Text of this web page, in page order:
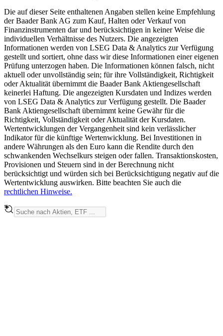
Die auf dieser Seite enthaltenen Angaben stellen keine Empfehlung
der Baader Bank AG zum Kauf, Halten oder Verkauf von
Finanzinstrumenten dar und berücksichtigen in keiner Weise die
individuellen Verhältnisse des Nutzers. Die angezeigten
Informationen werden von LSEG Data & Analytics zur Verfügung
gestellt und sortiert, ohne dass wir diese Informationen einer eigenen
Prüfung unterzogen haben. Die Informationen können falsch, nicht
aktuell oder unvollständig sein; für ihre Vollständigkeit, Richtigkeit
oder Aktualität übernimmt die Baader Bank Aktiengesellschaft
keinerlei Haftung. Die angezeigten Kursdaten und Indizes werden
von LSEG Data & Analytics zur Verfügung gestellt. Die Baader
Bank Aktiengesellschaft übernimmt keine Gewähr für die
Richtigkeit, Vollständigkeit oder Aktualität der Kursdaten.
Wertentwicklungen der Vergangenheit sind kein verlässlicher
Indikator für die künftige Wertenwicklung. Bei Investitionen in
andere Währungen als den Euro kann die Rendite durch den
schwankenden Wechselkurs steigen oder fallen. Transaktionskosten,
Provisionen und Steuern sind in der Berechnung nicht
berücksichtigt und würden sich bei Berücksichtigung negativ auf die
Wertentwicklung auswirken. Bitte beachten Sie auch die
rechtlichen Hinweise.